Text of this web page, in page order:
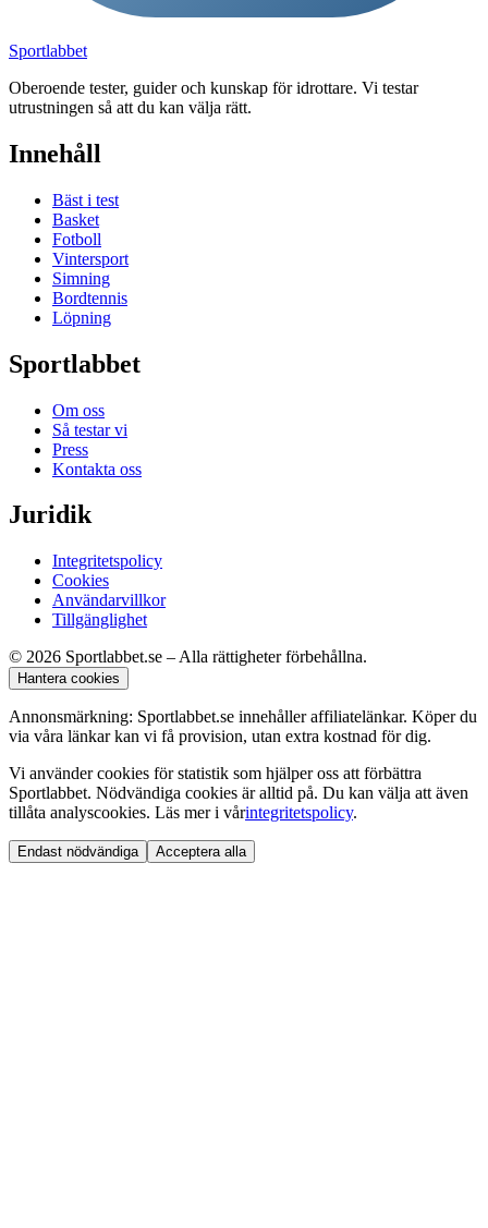
Sportlabbet
Oberoende tester, guider och kunskap för idrottare. Vi testar
utrustningen så att du kan välja rätt.
Innehåll
Bäst i test
Basket
Fotboll
Vintersport
Simning
Bordtennis
Löpning
Sportlabbet
Om oss
Så testar vi
Press
Kontakta oss
Juridik
Integritetspolicy
Cookies
Användarvillkor
Tillgänglighet
© 2026 Sportlabbet.se – Alla rättigheter förbehållna.
Hantera cookies
Annonsmärkning: Sportlabbet.se innehåller affiliatelänkar. Köper du
via våra länkar kan vi få provision, utan extra kostnad för dig.
Vi använder cookies för statistik som hjälper oss att förbättra
Sportlabbet. Nödvändiga cookies är alltid på. Du kan välja att även
tillåta analyscookies. Läs mer i vårintegritetspolicy.
Endast nödvändiga Acceptera alla